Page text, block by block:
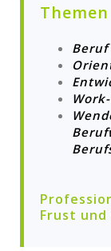
Themen
Beruf
Frust und